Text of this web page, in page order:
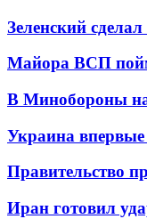
Зеленский
Майора ВСП
В Минобороны
Украина
Правительство
Иран готовил